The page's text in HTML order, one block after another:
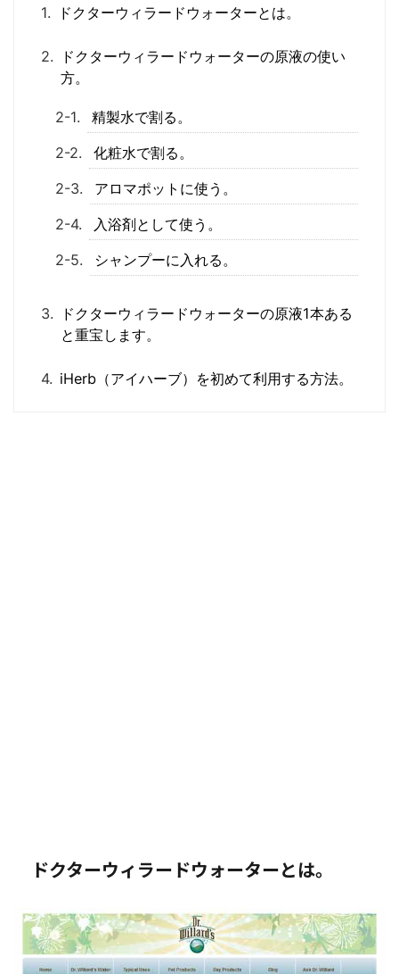
ドクターウィラードウォーターとは。
ドクターウィラードウォーターの原液の使い
方。
精製水で割る。
化粧水で割る。
アロマポットに使う。
入浴剤として使う。
シャンプーに入れる。
ドクターウィラードウォーターの原液1本ある
と重宝します。
iHerb（アイハーブ）を初めて利用する方法。
ドクターウィラードウォーターとは。